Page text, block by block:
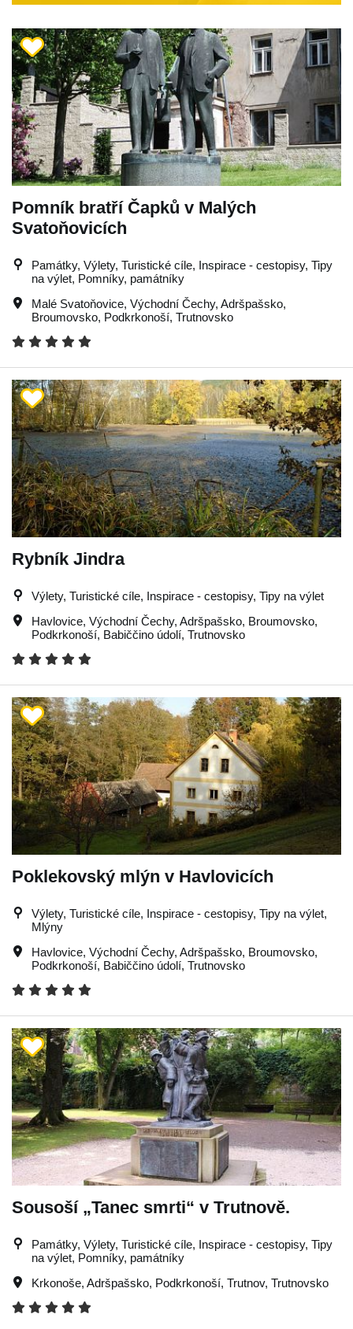
Pomník bratří Čapků v Malých
Svatoňovicích
Památky, Výlety, Turistické cíle, Inspirace - cestopisy, Tipy
na výlet, Pomníky, památníky
Malé Svatoňovice, Východní Čechy, Adršpašsko,
Broumovsko, Podkrkonoší, Trutnovsko
Rybník Jindra
Výlety, Turistické cíle, Inspirace - cestopisy, Tipy na výlet
Havlovice, Východní Čechy, Adršpašsko, Broumovsko,
Podkrkonoší, Babiččino údolí, Trutnovsko
Poklekovský mlýn v Havlovicích
Výlety, Turistické cíle, Inspirace - cestopisy, Tipy na výlet,
Mlýny
Havlovice, Východní Čechy, Adršpašsko, Broumovsko,
Podkrkonoší, Babiččino údolí, Trutnovsko
Sousoší „Tanec smrti“ v Trutnově.
Památky, Výlety, Turistické cíle, Inspirace - cestopisy, Tipy
na výlet, Pomníky, památníky
Krkonoše, Adršpašsko, Podkrkonoší, Trutnov, Trutnovsko